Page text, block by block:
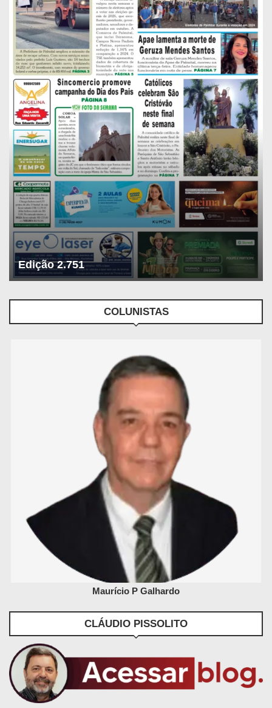
Edição 2.751
COLUNISTAS
Maurício P Galhardo
CLÁUDIO PISSOLITO